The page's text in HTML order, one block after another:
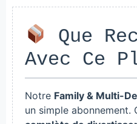
Que
Avec Ce
Notre Family & Multi-
un simple abonnement.